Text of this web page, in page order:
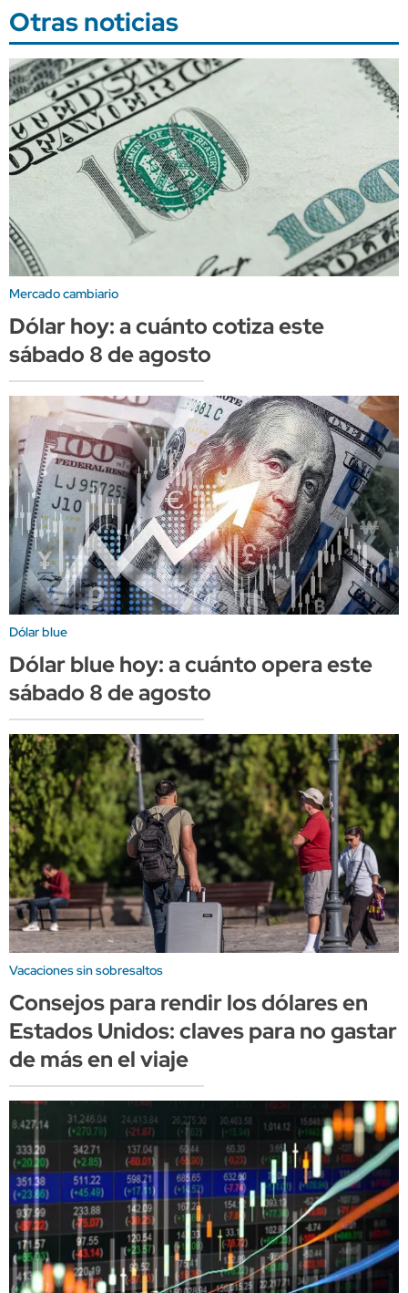
Otras noticias
Mercado cambiario
Dólar hoy: a cuánto cotiza este
sábado 8 de agosto
Dólar blue
Dólar blue hoy: a cuánto opera este
sábado 8 de agosto
Vacaciones sin sobresaltos
Consejos para rendir los dólares en
Estados Unidos: claves para no gastar
de más en el viaje